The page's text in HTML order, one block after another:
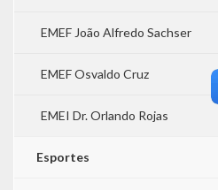
EMEF João Alfredo Sachser
EMEF Osvaldo Cruz
EMEI Dr. Orlando Rojas
Esportes